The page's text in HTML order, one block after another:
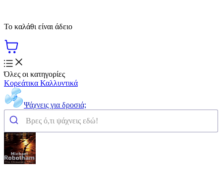
Το καλάθι είναι άδειο
Όλες οι κατηγορίες
Κορεάτικα Καλλυντικά
Ψάχνεις για δροσιά;